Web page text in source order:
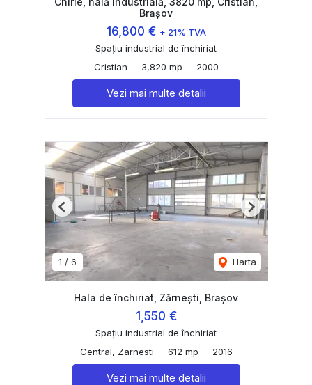
Brașov
16,800 € + 21% TVA
Spațiu industrial de închiriat
Cristian
3,820 mp 2000
Vezi mai multe detalii
1 / 6 Harta
Previous Next
Hala de închiriat, Zărnești, Brașov
1,550 €
Spațiu industrial de închiriat
Central, Zarnesti
612 mp 2016
Vezi mai multe detalii